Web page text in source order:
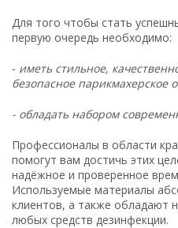
Для того чтобы стать
первую очередь необходимо:
- иметь стильное,
безопасное парикмахерское
- обладать набором
Профессионалы в области
помогут вам достичь этих
надёжное и проверенное
Используемые материалы
клиентов, а также обладают
любых средств дезинфекции.